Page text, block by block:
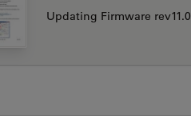
Updating Firmware rev11.0